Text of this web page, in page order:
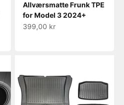
Allværsmatte Frunk TPE
for Model 3 2024+
Salgspris
399,00 kr